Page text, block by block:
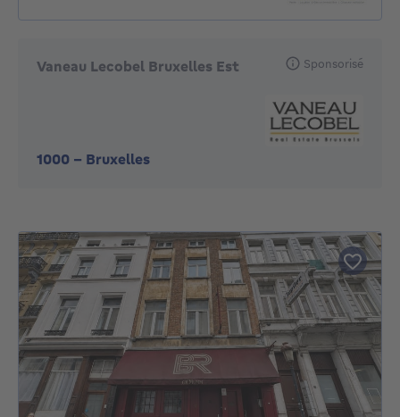
Vaneau Lecobel Bruxelles Est
1000 - Bruxelles
Sponsorisé